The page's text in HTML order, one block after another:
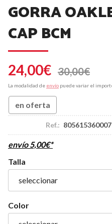
GORRA
CAP BCM
24,00€ 30,00€
La modalidad de envío puede variar el
en oferta
Ref.:
envío 5,00€*
Talla
Color